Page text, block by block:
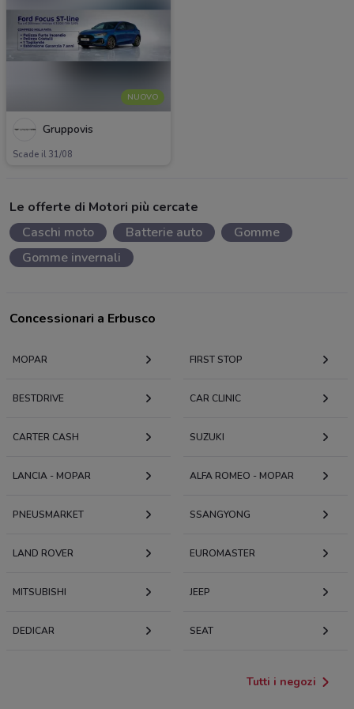
NUOVO
Gruppovis
Scade il 31/08
Le offerte di Motori più cercate
Caschi moto
Batterie auto
Gomme
Gomme invernali
Concessionari a Erbusco
MOPAR FIRST STOP
BESTDRIVE CAR CLINIC
CARTER CASH SUZUKI
LANCIA - MOPAR ALFA ROMEO - MOPAR
PNEUSMARKET SSANGYONG
LAND ROVER EUROMASTER
MITSUBISHI JEEP
DEDICAR SEAT
Tutti i negozi